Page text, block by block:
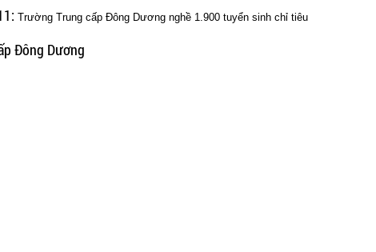
Trường Trung cấp Đông Dương nghề 1.900 tuyển sinh chỉ tiêu
Đông Dương